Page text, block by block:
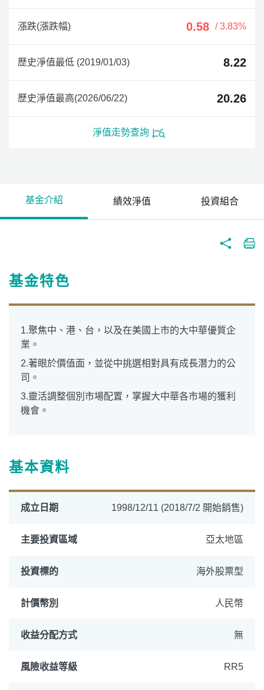
漲跌(漲跌幅) 0.58 / 3.83%
歷史淨值最低 (2019/01/03) 8.22
歷史淨值最高(2026/06/22) 20.26
淨值走勢查詢
基金介紹 績效淨值 投資組合
基金特色
1.聚焦中、港、台，以及在美國上市的大中華優質企
業。
2.著眼於價值面，並從中挑選相對具有成長潛力的公
司。
3.靈活調整個別市場配置，掌握大中華各市場的獲利
機會。
基本資料
成立日期 1998/12/11 (2018/7/2 開始銷售)
主要投資區域 亞太地區
投資標的 海外股票型
計價幣別 人民幣
收益分配方式 無
風險收益等級 RR5